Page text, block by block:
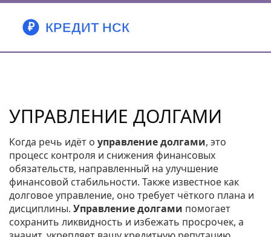
УПРАВЛЕНИЕ ДОЛГАМИ
Когда речь идёт о управление долгами, это
процесс контроля и снижения финансовых
обязательств, направленный на улучшение
финансовой стабильности. Также известное как
долговое управление, оно требует чёткого плана и
дисциплины. Управление долгами помогает
сохранить ликвидность и избежать просрочек, а